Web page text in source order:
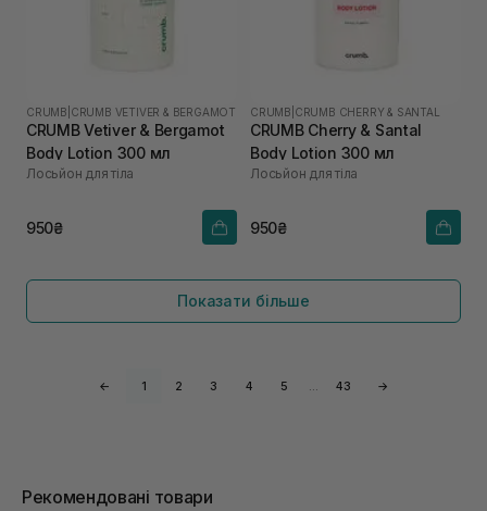
CRUMB CRUMB VETIVER & BERGAMOT
CRUMB Vetiver & Bergamot
Body Lotion 300 мл
Лосьйон для тіла
950₴
CRUMB CRUMB CHERRY & SANTAL
CRUMB Cherry & Santal
Body Lotion 300 мл
Лосьйон для тіла
950₴
Показати більше
← 1 2 3 4 5 … 43 →
Рекомендовані товари